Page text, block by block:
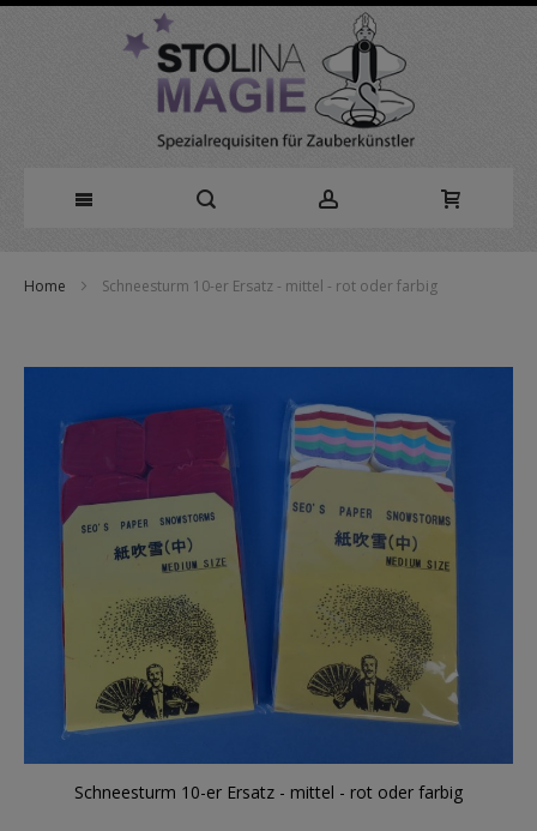
zumHome Schneesturm 10-er Ersatz - mittel - rot oder farbig
springen
Schneesturm 10-er Ersatz - mittel - rot oder farbig